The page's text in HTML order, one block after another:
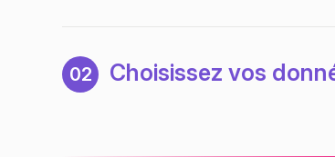
02 Choisissez vos